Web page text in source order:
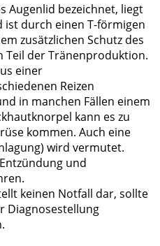
Augenlid bezeichnet, liegt
ist durch einen T-förmigen
zusätzlichen Schutz des
Teil der Tränenproduktion.
einer
Reizen
in manchen Fällen einem
kann es zu
kommen. Auch eine
wird vermutet.
und
keinen Notfall dar, sollte
Diagnosestellung